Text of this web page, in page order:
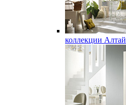
коллекции Алтай